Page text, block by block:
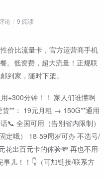
论 / 9 阅读
价比流量卡，官方运营商手机
。低资费，超大流量！正规联
到家，随时下架。
+300分钟！！ 家人们谁懂啊
货**： 19元月租 → 150G**通用
📞 全国可用（告别省内限制）
定哦） 18-59周岁可办 不选号/
花出百元卡的体验💸 再也不用
事儿！！👇（可加链接/联系方